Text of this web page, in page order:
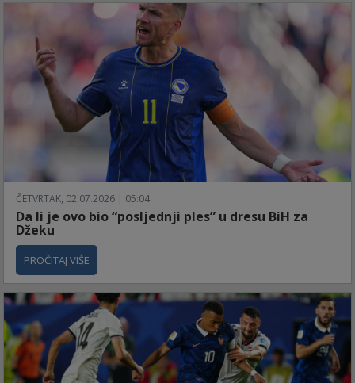
ČETVRTAK, 02.07.2026 | 05:04
Da li je ovo bio “posljednji ples” u dresu BiH za
Džeku
PROČITAJ VIŠE